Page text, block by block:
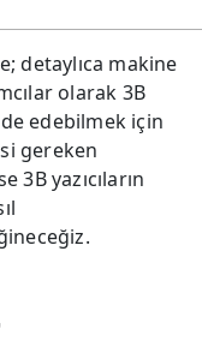
detaylıca makine
olarak 3B
edebilmek için
gereken
3B yazıcıların